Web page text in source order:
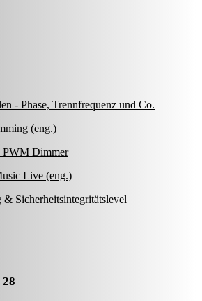
- Phase, Trennfrequenz und Co.
(eng.)
PWM Dimmer
Live (eng.)
Sicherheitsintegritätslevel
28